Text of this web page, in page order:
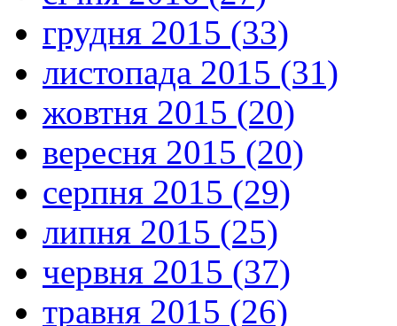
грудня 2015 (33)
листопада 2015 (31)
жовтня 2015 (20)
вересня 2015 (20)
серпня 2015 (29)
липня 2015 (25)
червня 2015 (37)
травня 2015 (26)